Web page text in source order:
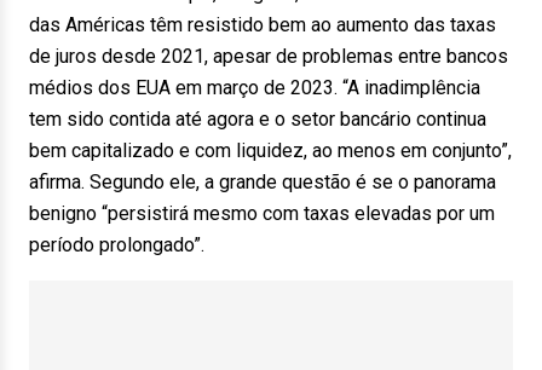
das Américas têm resistido bem ao aumento das taxas
de juros desde 2021, apesar de problemas entre bancos
médios dos EUA em março de 2023. “A inadimplência
tem sido contida até agora e o setor bancário continua
bem capitalizado e com liquidez, ao menos em conjunto”,
afirma. Segundo ele, a grande questão é se o panorama
benigno “persistirá mesmo com taxas elevadas por um
período prolongado”.